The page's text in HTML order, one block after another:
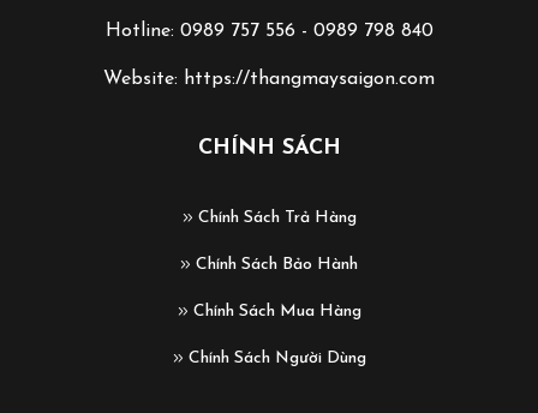
Hotline: 0989 757 556 - 0989 798 840
Website: https://thangmaysaigon.com
CHÍNH SÁCH
Chính Sách Trả Hàng
Chính Sách Bảo Hành
Chính Sách Mua Hàng
Chính Sách Người Dùng